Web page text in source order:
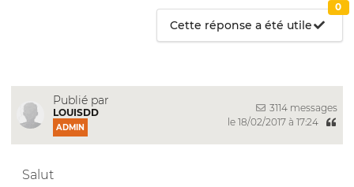
Cette réponse a été utile
0
Publié par
LOUISDD
ADMIN
3114 messages
le 18/02/2017 à 17:24
Salut